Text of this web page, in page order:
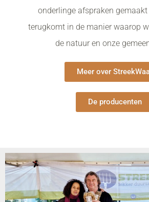
onderlinge afspraken
terugkomt in de manier waarop
de natuur en onze
Meer over
De producenten